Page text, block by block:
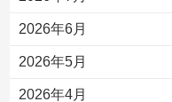
2026年6月
2026年5月
2026年4月